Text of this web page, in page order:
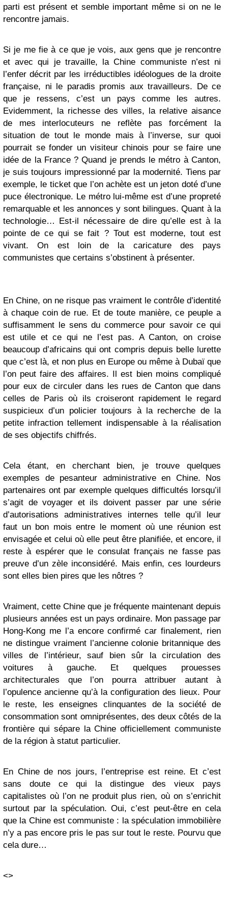
parti est présent et semble important même si on ne le
rencontre jamais.
Si je me fie à ce que je vois, aux gens que je rencontre
et avec qui je travaille, la Chine communiste n’est ni
l’enfer décrit par les irréductibles idéologues de la droite
française, ni le paradis promis aux travailleurs. De ce
que je ressens, c’est un pays comme les autres.
Evidemment, la richesse des villes, la relative aisance
de mes interlocuteurs ne reflète pas forcément la
situation de tout le monde mais à l’inverse, sur quoi
pourrait se fonder un visiteur chinois pour se faire une
idée de la France ? Quand je prends le métro à Canton,
je suis toujours impressionné par la modernité. Tiens par
exemple, le ticket que l’on achète est un jeton doté d’une
puce électronique. Le métro lui-même est d’une propreté
remarquable et les annonces y sont bilingues. Quant à la
technologie… Est-il nécessaire de dire qu’elle est à la
pointe de ce qui se fait ? Tout est moderne, tout est
vivant. On est loin de la caricature des pays
communistes que certains s’obstinent à présenter.
En Chine, on ne risque pas vraiment le contrôle d’identité
à chaque coin de rue. Et de toute manière, ce peuple a
suffisamment le sens du commerce pour savoir ce qui
est utile et ce qui ne l’est pas. A Canton, on croise
beaucoup d’africains qui ont compris depuis belle lurette
que c’est là, et non plus en Europe ou même à Dubaï que
l’on peut faire des affaires. Il est bien moins compliqué
pour eux de circuler dans les rues de Canton que dans
celles de Paris où ils croiseront rapidement le regard
suspicieux d’un policier toujours à la recherche de la
petite infraction tellement indispensable à la réalisation
de ses objectifs chiffrés.
Cela étant, en cherchant bien, je trouve quelques
exemples de pesanteur administrative en Chine. Nos
partenaires ont par exemple quelques difficultés lorsqu’il
s’agit de voyager et ils doivent passer par une série
d’autorisations administratives internes telle qu’il leur
faut un bon mois entre le moment où une réunion est
envisagée et celui où elle peut être planifiée, et encore, il
reste à espérer que le consulat français ne fasse pas
preuve d’un zèle inconsidéré. Mais enfin, ces lourdeurs
sont elles bien pires que les nôtres ?
Vraiment, cette Chine que je fréquente maintenant depuis
plusieurs années est un pays ordinaire. Mon passage par
Hong-Kong me l’a encore confirmé car finalement, rien
ne distingue vraiment l’ancienne colonie britannique des
villes de l’intérieur, sauf bien sûr la circulation des
voitures à gauche. Et quelques prouesses
architecturales que l’on pourra attribuer autant à
l’opulence ancienne qu’à la configuration des lieux. Pour
le reste, les enseignes clinquantes de la société de
consommation sont omniprésentes, des deux côtés de la
frontière qui sépare la Chine officiellement communiste
de la région à statut particulier.
En Chine de nos jours, l’entreprise est reine. Et c’est
sans doute ce qui la distingue des vieux pays
capitalistes où l’on ne produit plus rien, où on s’enrichit
surtout par la spéculation. Oui, c’est peut-être en cela
que la Chine est communiste : la spéculation immobilière
n’y a pas encore pris le pas sur tout le reste. Pourvu que
cela dure…
<>